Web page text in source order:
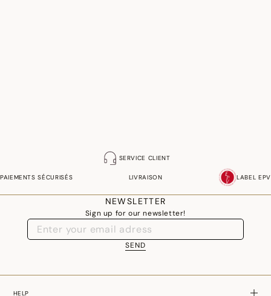
SERVICE CLIENT
PAIEMENTS SÉCURISÉS LIVRAISON LABEL EPV
NEWSLETTER
Sign up for our newsletter!
SEND
HELP